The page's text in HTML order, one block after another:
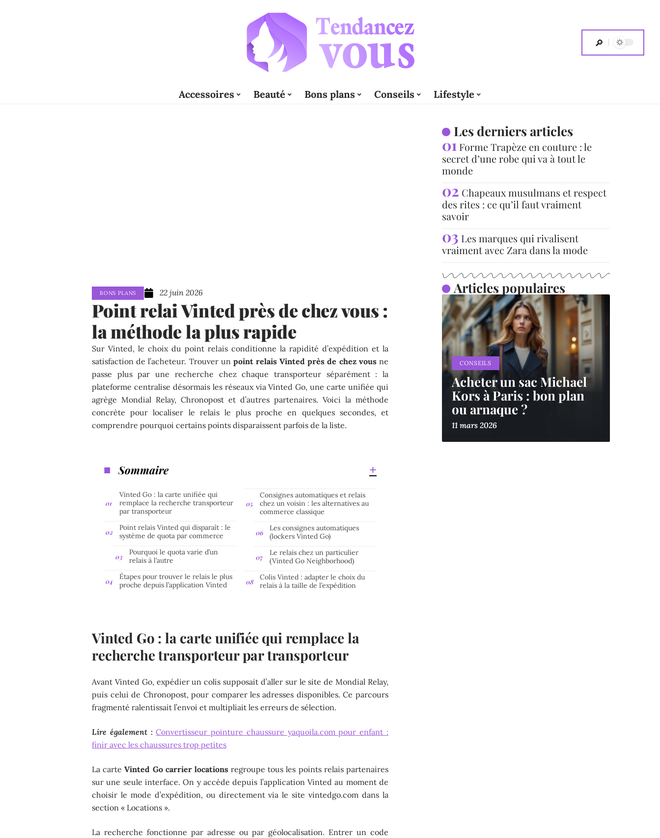
Accessoires Beauté Bons plans Conseils Lifestyle
BONS PLANS 22 juin 2026
Point relai Vinted près de chez vous :
la méthode la plus rapide
Sur Vinted, le choix du point relais conditionne la rapidité d’expédition et la
satisfaction de l’acheteur. Trouver un point relais Vinted près de chez vousne
passe plus par une recherche chez chaque transporteur séparément : la
plateforme centralise désormais les réseaux via Vinted Go, une carte unifiée qui
agrège Mondial Relay, Chronopost et d’autres partenaires. Voici la méthode
concrète pour localiser le relais le plus proche en quelques secondes, et
comprendre pourquoi certains points disparaissent parfois de la liste.
Sommaire
Vinted Go : la carte unifiée qui
remplace la recherche transporteur
par transporteur
Point relais Vinted qui disparaît : le
système de quota par commerce
Pourquoi le quota varie d’un
relais à l’autre
Étapes pour trouver le relais le plus
proche depuis l’application Vinted
Consignes automatiques et relais
chez un voisin : les alternatives au
commerce classique
Les consignes automatiques
(lockers Vinted Go)
Le relais chez un particulier
(Vinted Go Neighborhood)
Colis Vinted : adapter le choix du
relais à la taille de l’expédition
Vinted Go : la carte unifiée qui remplace la
recherche transporteur par transporteur
Avant Vinted Go, expédier un colis supposait d’aller sur le site de Mondial Relay,
puis celui de Chronopost, pour comparer les adresses disponibles. Ce parcours
fragmenté ralentissait l’envoi et multipliait les erreurs de sélection.
Lire également : Convertisseur pointure chaussure yaquoila.com pour enfant :
finir avec les chaussures trop petites
La carteVinted Go carrier locationsregroupe tous les points relais partenaires
sur une seule interface. On y accède depuis l’application Vinted au moment de
choisir le mode d’expédition, ou directement via le site vintedgo.com dans la
section « Locations ».
La recherche fonctionne par adresse ou par géolocalisation. Entrer un code
Les derniers articles
Forme Trapèze en couture : le
secret d’une robe qui va à tout le
monde
Chapeaux musulmans et respect
des rites : ce qu’il faut vraiment
savoir
Les marques qui rivalisent
vraiment avec Zara dans la mode
Articles populaires
CONSEILS
Acheter un sac Michael
Kors à Paris : bon plan
ou arnaque ?
11 mars 2026